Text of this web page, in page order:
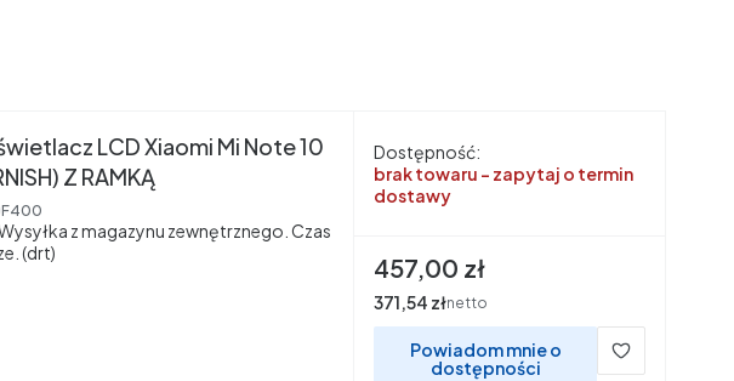
LCD Xiaomi Mi Note 10
Z RAMKĄ
z magazynu zewnętrznego. Czas
(drt)
Dostępność:
brak towaru - zapytaj o termin
dostawy
Cena
457,00 zł
Cena
371,54 złnetto
Powiadom mnie o
dostępności